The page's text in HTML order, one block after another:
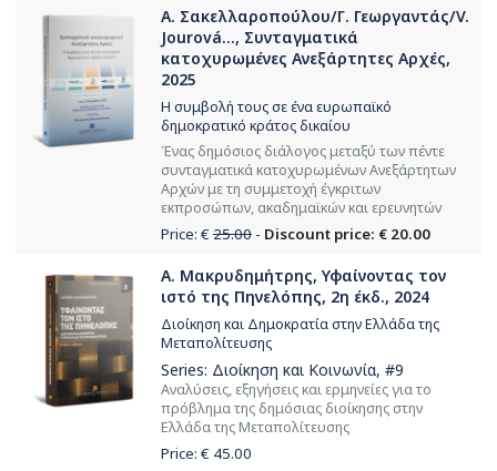
Α. Σακελλαροπούλου/Γ. Γεωργαντάς/V.
Jourová..., Συνταγματικά
κατοχυρωμένες Aνεξάρτητες Αρχές,
2025
Η συμβολή τους σε ένα ευρωπαϊκό
δημοκρατικό κράτος δικαίου
Ένας δημόσιος διάλογος μεταξύ των πέντε
συνταγματικά κατοχυρωμένων Ανεξάρτητων
Αρχών με τη συμμετοχή έγκριτων
εκπροσώπων, ακαδημαϊκών και ερευνητών
Price: € 25.00 - Discount price: € 20.00
Α. Μακρυδημήτρης, Υφαίνοντας τον
ιστό της Πηνελόπης, 2η έκδ., 2024
Διοίκηση και Δημοκρατία στην Ελλάδα της
Μεταπολίτευσης
Series: Διοίκηση και Κοινωνία, #9
Αναλύσεις, εξηγήσεις και ερμηνείες για το
πρόβλημα της δημόσιας διοίκησης στην
Ελλάδα της Μεταπολίτευσης
Price: € 45.00